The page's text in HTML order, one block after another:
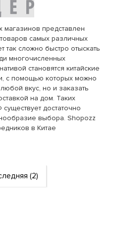
представлен
самых различных
так сложно быстро отыскать
многочисленных
становятся китайские
с помощью которых можно
вкус, но и заказать
на дом. Таких
достаточно
выбора. Shopozz
в Китае
(2)